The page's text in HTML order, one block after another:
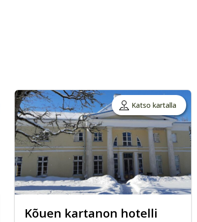
Katso kartalla
Kõuen kartanon hotelli